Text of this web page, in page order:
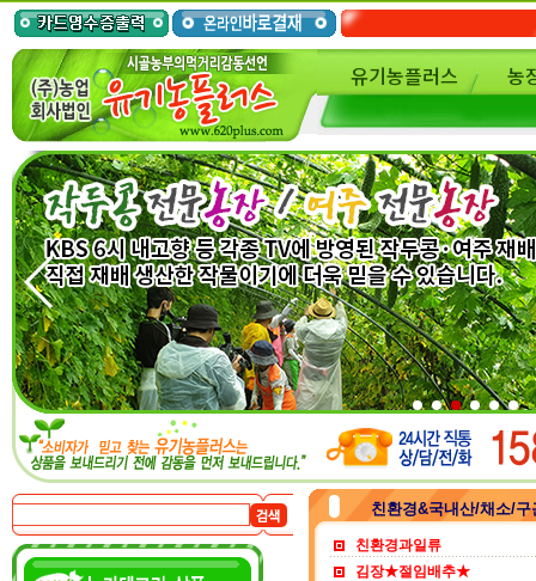
유기농플러스 농
친환경&국내산/채소/
친환경과일류
김장★절임배추★